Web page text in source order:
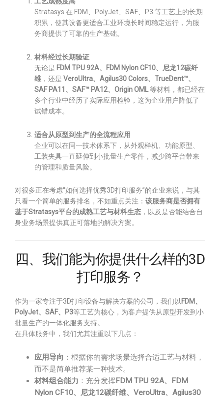
Stratasys 在 FDM、PolyJet、SAF、P3 等工艺上的长期
积累，使其设备更适合工业环境长时间稳定运行，为服
务商提供了可靠的生产基础。
材料经过长期验证
无论是 FDM TPU 92A、FDM Nylon CF10、尼龙12碳纤
维 ，还是 VeroUltra、Agilus30 Colors、TrueDent™、
SAF PA11、SAF™ PA12、Origin OML等材料，都已经在
多个行业中经历了实际应用检验，这为企业用户降低了
试错成本。
适合从原型到生产的全流程应用
企业可以在同一技术体系下，从外观样机、功能原型、
工装夹具一直延伸到小批量生产零件，减少跨平台带来
的管理和质量风险。
对很多正在考虑“如何选择优秀3D打印服务”的企业来说，与其
只看一个简单的服务排名，不如重点关注： 该服务商是否拥有
基于Stratasys平台的成熟工艺与材料生态 ，以及是否能结合自
身业务场景提供真正可落地的解决方案。
四、我们能为你提供什么样的3D
打印服务？
作为一家专注于3D打印设备与解决方案的公司，我们以 FDM、
PolyJet、SAF、P3等工艺为核心，为客户提供从原型开发到小
批量生产的一体化服务支持。
在具体服务中，我们尤其注重以下几点：
应用导向 ：根据你的需求场景选择合适工艺与材料，
而不是简单推荐某一种技术。
材料组合能力 ：充分发挥FDM TPU 92A、FDM
Nylon CF10、尼龙12碳纤维、VeroUltra、Agilus30